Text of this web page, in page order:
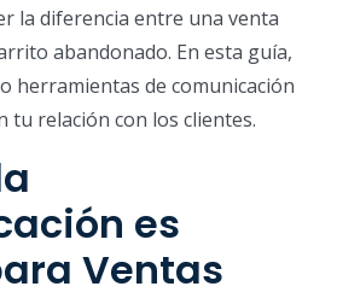
la diferencia entre una venta
abandonado. En esta guía,
herramientas de comunicación
relación con los clientes.
es
Ventas